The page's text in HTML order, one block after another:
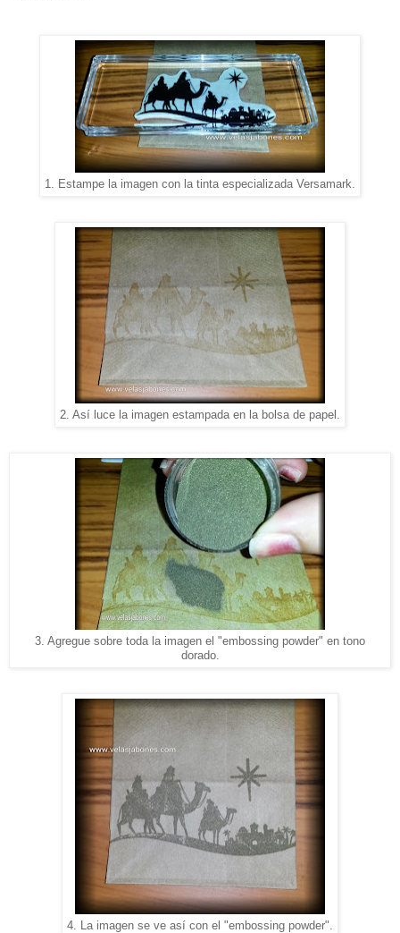
1. Estampe la imagen con la tinta especializada Versamark.
2. Así luce la imagen estampada en la bolsa de papel.
3. Agregue sobre toda la imagen el "embossing powder" en tono
dorado.
4. La imagen se ve así con el "embossing powder".